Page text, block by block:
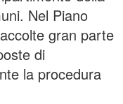
Nel Piano
gran parte
di
la procedura